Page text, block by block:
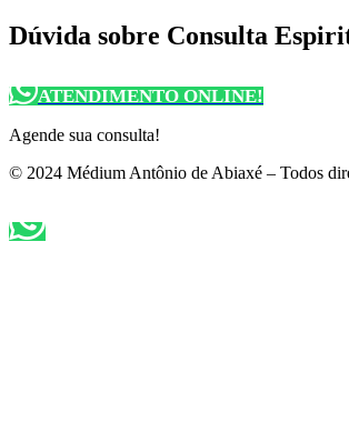
Dúvida sobre Consulta
ATENDIMENTO ONLINE!
Agende sua consulta!
© 2024 Médium Antônio de Abiaxé – Todos